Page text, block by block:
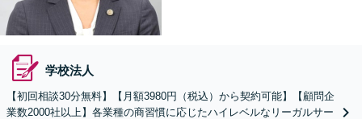
学校法人
【初回相談30分無料】【月額3980円（税込）から契約可能】【顧問企
業数2000社以上】各業種の商習慣に応じたハイレベルなリーガルサー